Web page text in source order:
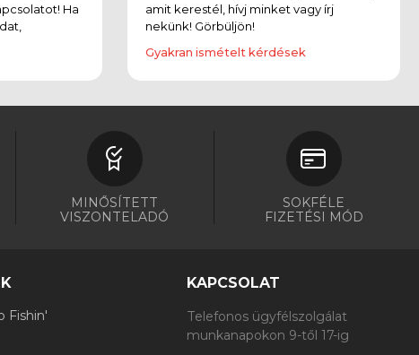
Ha
amit kerestél, hívj minket vagy írj
nekünk! Görbüljön!
Gyakran ismételt kérdések
MINŐSÍTETT
VISZONTELADÓ
SOKFÉLE
FIZETÉSI MÓD
Fishin'
KAPCSOLAT
Telefonos ügyfélszolgálat
munkanapokon 9-től 17-ig